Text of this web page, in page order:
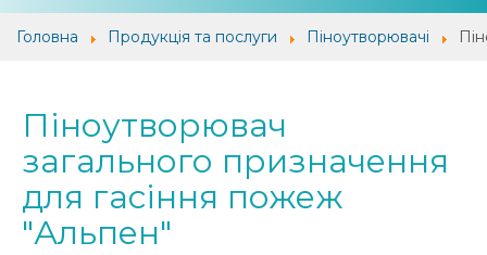
Головна Про
компанію
Продукція
та
Наші
Головна Продукція та послуги Піноутворювачі
Піноутворювач
загального призначення
для гасіння пожеж
"Альпен"